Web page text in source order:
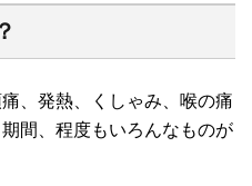
、発熱、くしゃみ、喉の痛
間、程度もいろんなものが